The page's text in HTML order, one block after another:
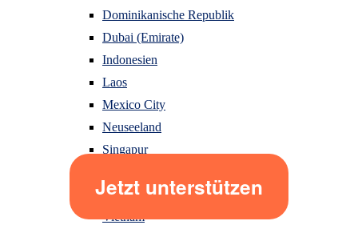
Dominikanische Republik
Dubai (Emirate)
Indonesien
Laos
Mexico City
Neuseeland
Singapur
Thailand
Vietnam